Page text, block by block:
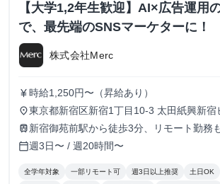
【大学1,2年生歓迎】AI×広告運用
で、最先端のSNSマーケターに！
株式会社Merc
currency_yen 時給1,250円〜（昇給あり）
place東京都新宿区新宿1丁目10-3 太田紙興新宿
train 新宿御苑前駅から徒歩3分、リモート勤務
calendar_today週3日〜 / 週20時間〜
全学年対象 一部リモート可 週3日以上推奨 土日OK